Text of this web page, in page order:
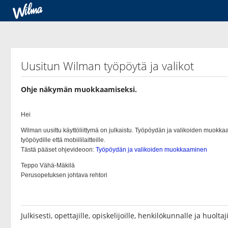
Uusitun Wilman työpöytä ja valikot
Ohje näkymän muokkaamiseksi.
Julkisesti, opettajille, opiskelijoille, henkilökunnalle ja